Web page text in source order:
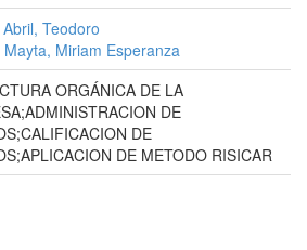
Teodoro
Mayta, Miriam Esperanza
ORGÁNICA DE LA
DE
DE
DE METODO RISICAR